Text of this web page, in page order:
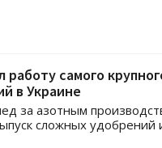
самого
в Украине
за азотным
сложных удобрений